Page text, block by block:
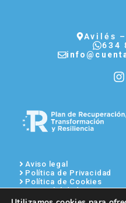
Avilés
634
Aviso legal
Política de Privacidad
Política de Cookies
Accesibilidad
Mapa del sitio